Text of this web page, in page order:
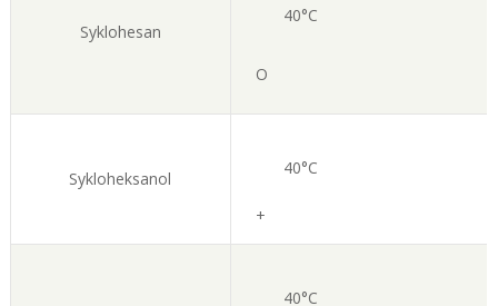
Syklohesan
40°C
O
Sykloheksanol
40°C
+
40°C